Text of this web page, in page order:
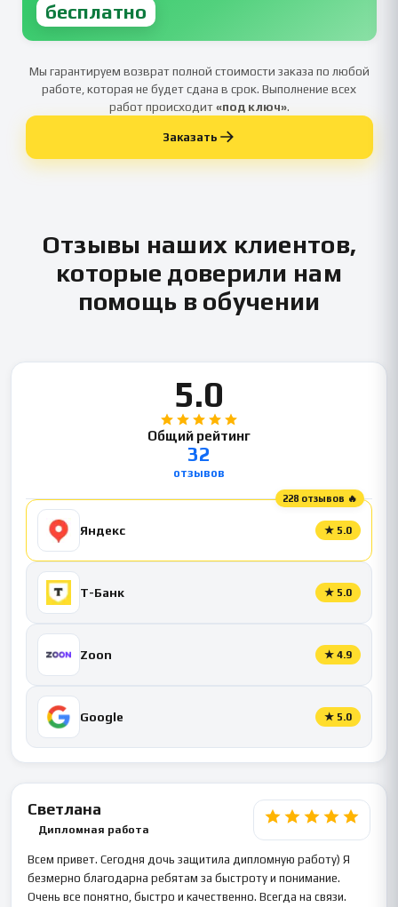
бесплатно
Мы гарантируем возврат полной стоимости заказа по любой
работе, которая не будет сдана в срок. Выполнение всех
работ происходит«под ключ».
Заказать
Отзывы наших клиентов,
которые доверили нам
помощь в обучении
5.0
Общий рейтинг
32
отзывов
228 отзывов 🔥
Яндекс ★ 5.0
Т-Банк ★ 5.0
Zoon ★ 4.9
Google ★ 5.0
Светлана
Дипломная работа
Всем привет. Сегодня дочь защитила дипломную работу) Я
безмерно благодарна ребятам за быстроту и понимание.
Очень все понятно, быстро и качественно. Всегда на связи.